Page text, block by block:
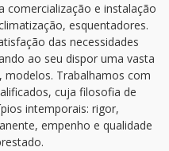
comercialização e instalação
esquentadores.
das necessidades
ao seu dispor uma vasta
modelos. Trabalhamos com
cuja filosofia de
intemporais: rigor,
empenho e qualidade